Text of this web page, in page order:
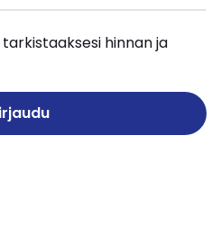
hinnan ja